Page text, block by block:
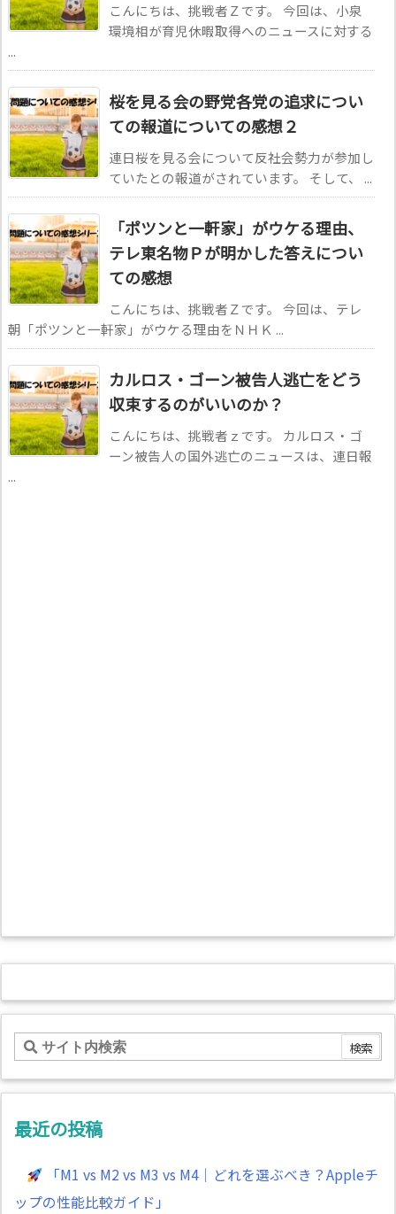
こんにちは、挑戦者Ｚです。 今回は、小泉
環境相が育児休暇取得へのニュースに対する
...
桜を見る会の野党各党の追求につい
ての報道についての感想２
連日桜を見る会について反社会勢力が参加し
ていたとの報道がされています。 そして、 ...
「ポツンと一軒家」がウケる理由、
テレ東名物Ｐが明かした答えについ
ての感想
こんにちは、挑戦者Ｚです。 今回は、テレ
朝「ポツンと一軒家」がウケる理由をＮＨＫ ...
カルロス・ゴーン被告人逃亡をどう
収束するのがいいのか？
こんにちは、挑戦者ｚです。 カルロス・ゴ
ーン被告人の国外逃亡のニュースは、連日報
...
最近の投稿
「M1 vs M2 vs M3 vs M4｜どれを選ぶべき？Appleチ
ップの性能比較ガイド」